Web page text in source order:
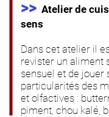
>> Atelier de
sens
Dans cet atelier il
revister un aliment
sensuel et de jouer
particularités des
et olfactives :
piment, chou kalé,